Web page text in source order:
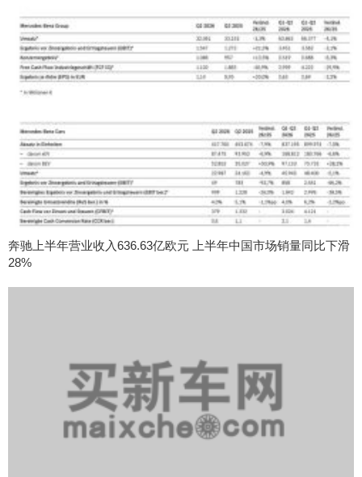
奔驰上半年营业收入636.63亿欧元 上半年中国市场销量同比下滑
28%